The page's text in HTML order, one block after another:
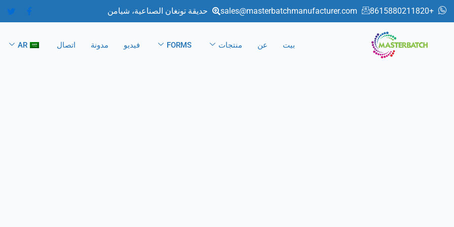
تخطي +8615880211820
sales@masterbatchmanufacturer.com حديقة تونغان الصناعية، شيامن
بيت عن منتجات FORMS فيديو مدونة اتصال AR